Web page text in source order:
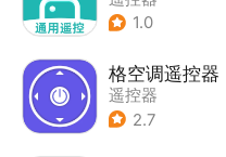
1.0
格空调遥控器
遥控器
2.7